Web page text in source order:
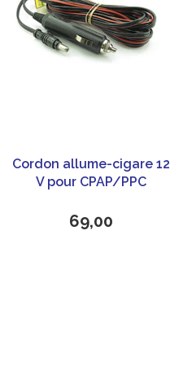
Cordon allume-cigare 12
V pour CPAP/PPC
69,00